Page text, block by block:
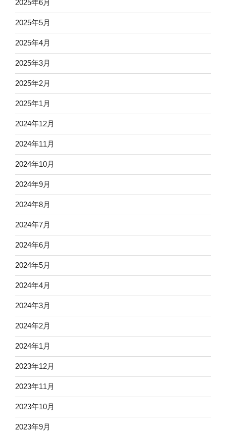
2025年6月
2025年5月
2025年4月
2025年3月
2025年2月
2025年1月
2024年12月
2024年11月
2024年10月
2024年9月
2024年8月
2024年7月
2024年6月
2024年5月
2024年4月
2024年3月
2024年2月
2024年1月
2023年12月
2023年11月
2023年10月
2023年9月